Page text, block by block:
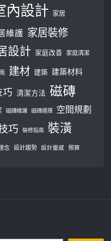
內設計 家居
維護 家居裝修
設計 家庭改善 家庭清潔
建材 建築 建築材料
巧 清潔方法 磁磚
磁磚維護 磁磚選擇 空間規劃
巧 裝修指南 裝潢
念 設計趨勢 設計靈感 預算